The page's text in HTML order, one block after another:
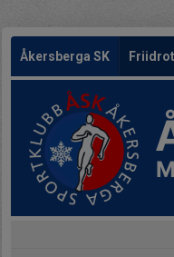
Åkersberga SK